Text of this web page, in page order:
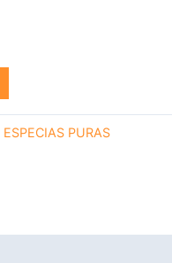
ESPECIAS PURAS